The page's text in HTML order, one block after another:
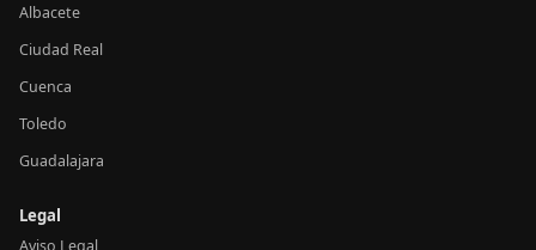
Albacete
Ciudad Real
Cuenca
Toledo
Guadalajara
Legal
Aviso Legal